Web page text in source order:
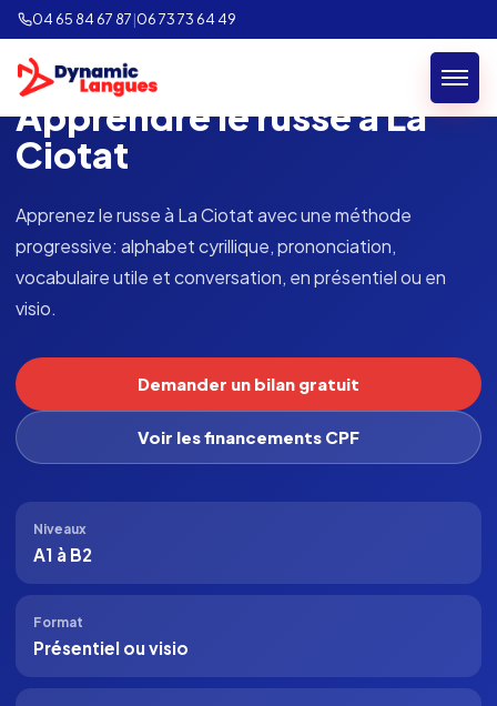
04 65 84 67 87|06 73 73 64 49
FORMATION LANGUE · LA CIOTAT
Apprendre le russe à La
Ciotat
Apprenez le russe à La Ciotat avec une méthode
progressive: alphabet cyrillique, prononciation,
vocabulaire utile et conversation, en présentiel ou en
visio.
Demander un bilan gratuit
Voir les financements CPF
Niveaux
A1 à B2
Format
Présentiel ou visio